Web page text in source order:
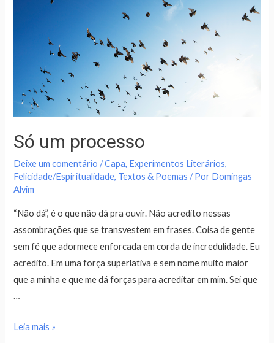
Só um processo
Deixe um comentário /Capa, Experimentos Literários,
Felicidade/Espiritualidade, Textos & Poemas / Por Domingas
Alvim
“Não dá”, é o que não dá pra ouvir. Não acredito nessas
assombrações que se transvestem em frases. Coisa de gente
sem fé que adormece enforcada em corda de incredulidade. Eu
acredito. Em uma força superlativa e sem nome muito maior
que a minha e que me dá forças para acreditar em mim. Sei que
…
Leia mais »